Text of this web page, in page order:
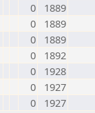
0
1889
0
1889
0
1889
0
1892
0
1928
0
1927
0 1927